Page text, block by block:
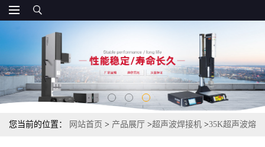
您当前的位置： 网站首页 > 产品展厅 >超声波焊接机 >35K超声波熔